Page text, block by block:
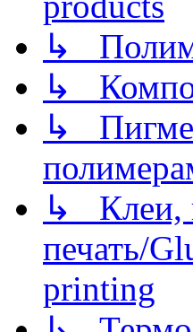
↳
↳
↳
↳ Клеи,
печать/
printing